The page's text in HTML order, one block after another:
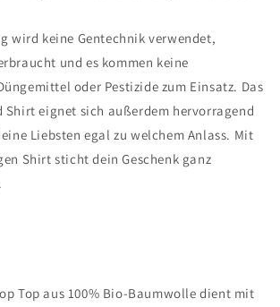
wird keine Gentechnik verwendet,
und es kommen keine
oder Pestizide zum Einsatz. Das
Shirt eignet sich außerdem hervorragend
Liebsten egal zu welchem Anlass. Mit
Shirt sticht dein Geschenk ganz
Top aus 100% Bio-Baumwolle dient mit